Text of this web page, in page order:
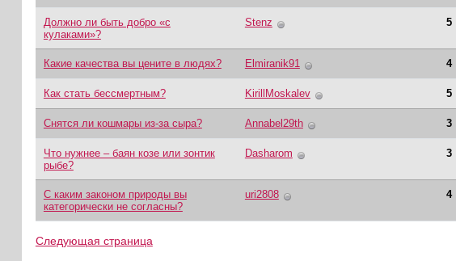
Должно ли быть добро «с
кулаками»?
Stenz 5
Какие качества вы цените в людях? Elmiranik91 4
Как стать бессмертным? KirillMoskalev 5
Снятся ли кошмары из-за сыра? Annabel29th 3
Что нужнее – баян козе или зонтик
рыбе?
Dasharom 3
С каким законом природы вы
категорически не согласны?
uri2808 4
Следующая страница